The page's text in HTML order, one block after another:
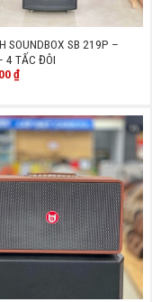
SOUNDBOX SB 219P –
4 TẤC ĐÔI
₫